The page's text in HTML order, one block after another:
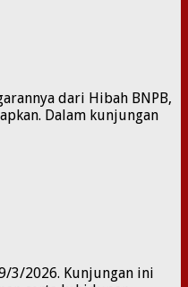
dari Hibah BNPB,
Dalam kunjungan
3/2026. Kunjungan ini